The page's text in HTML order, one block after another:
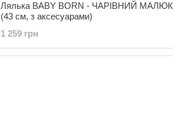
Лялька BABY BORN - ЧАРІВНИЙ МАЛЮК
(43 см, з аксесуарами)
1 259 грн